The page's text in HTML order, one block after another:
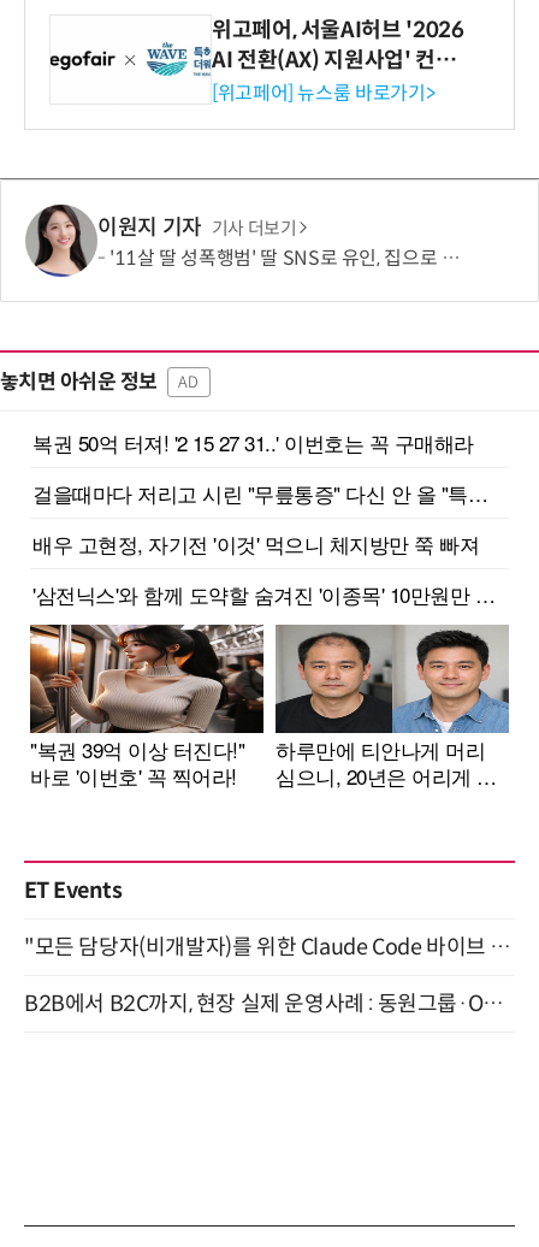
위고페어, 서울AI허브 '2026
AI 전환(AX) 지원사업' 컨소
시엄 선정
[위고페어] 뉴스룸 바로가기>
이원지 기자 기사 더보기
'11살 딸 성폭행범' 딸 SNS로 유인, 집으로 불러낸 아버지…결국 총 쐈다
놓치면 아쉬운 정보 AD
ET Events
"모든 담당자(비개발자)를 위한 Claude Code 바이브 코딩 2-day 부트캠프" 9월 16~17일 개최
B2B에서 B2C까지, 현장 실제 운영사례 : 동원그룹·OCI·다이닝브랜즈그룹·당근 (8/27)